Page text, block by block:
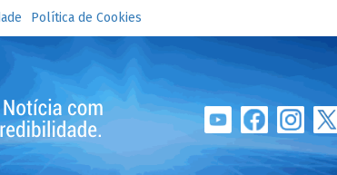
Política de Cookies